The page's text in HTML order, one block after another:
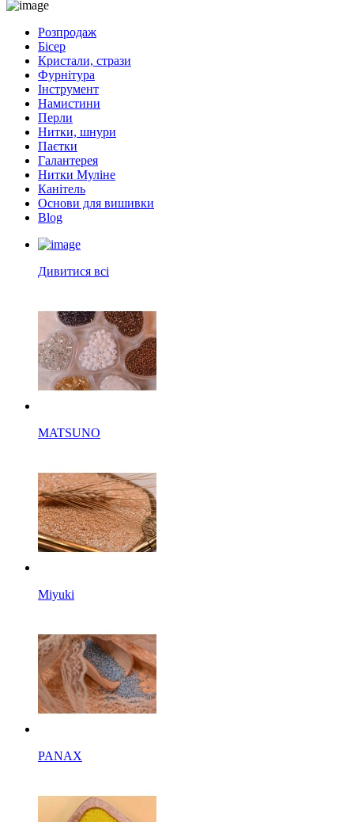
Розпродаж
Бісер
Кристали, стрази
Фурнітура
Інструмент
Намистини
Перли
Нитки, шнури
Паєтки
Галантерея
Нитки Муліне
Канітель
Основи для вишивки
Blog
Дивитися всі
MATSUNO
Miyuki
PANAX